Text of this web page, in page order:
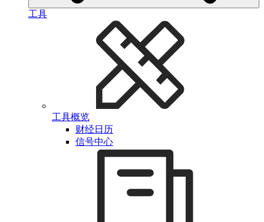
工具
工具概览
财经日历
信号中心